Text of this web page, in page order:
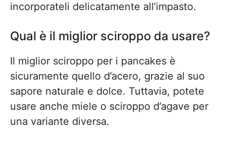
incorporateli delicatamente all’impasto.
Qual è il miglior sciroppo da usare?
Il miglior sciroppo per i pancakes è
sicuramente quello d’acero, grazie al suo
sapore naturale e dolce. Tuttavia, potete
usare anche miele o sciroppo d’agave per
una variante diversa.